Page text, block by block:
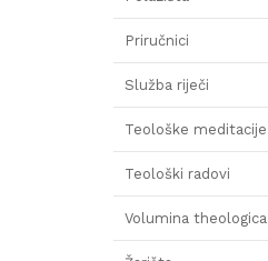
Priručnici
Služba riječi
Teološke meditacije
Teološki radovi
Volumina theologica